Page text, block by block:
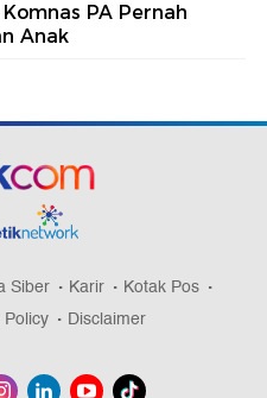
PA Pernah
Anak
Siber Karir
Kotak Pos
Disclaimer